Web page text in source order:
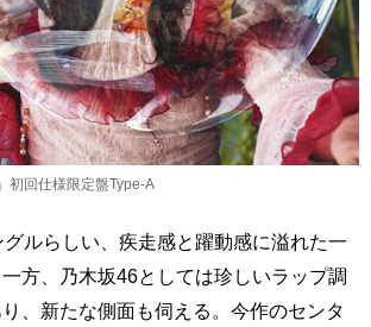
初回仕様限定盤Type-A
ルらしい、疾走感と躍動感に溢れた一
方、乃木坂46としては珍しいラップ調
、新たな側面も伺える。今作のセンタ